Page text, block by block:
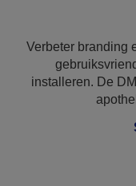
Verbeter branding
installeren. De